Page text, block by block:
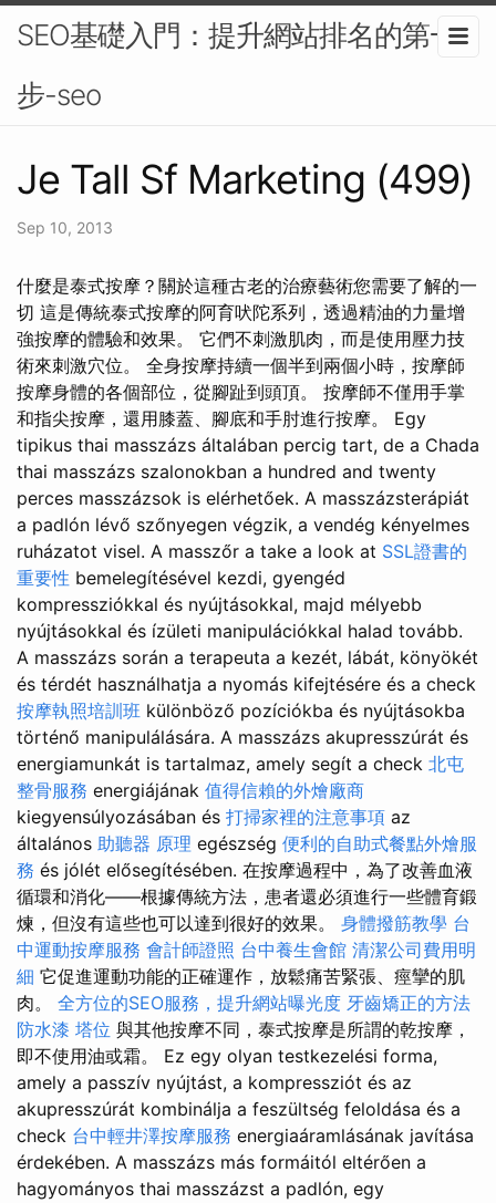
SEO基礎入門：提升網站排名的第一
步-seo
Je Tall Sf Marketing (499)
Sep 10, 2013
什麼是泰式按摩？關於這種古老的治療藝術您需要了解的一
切 這是傳統泰式按摩的阿育吠陀系列，透過精油的力量增
強按摩的體驗和效果。 它們不刺激肌肉，而是使用壓力技
術來刺激穴位。 全身按摩持續一個半到兩個小時，按摩師
按摩身體的各個部位，從腳趾到頭頂。 按摩師不僅用手掌
和指尖按摩，還用膝蓋、腳底和手肘進行按摩。 Egy
tipikus thai masszázs általában percig tart, de a Chada
thai masszázs szalonokban a hundred and twenty
perces masszázsok is elérhetőek. A masszázsterápiát
a padlón lévő szőnyegen végzik, a vendég kényelmes
ruházatot visel. A masszőr a take a look at SSL證書的
重要性 bemelegítésével kezdi, gyengéd
kompressziókkal és nyújtásokkal, majd mélyebb
nyújtásokkal és ízületi manipulációkkal halad tovább.
A masszázs során a terapeuta a kezét, lábát, könyökét
és térdét használhatja a nyomás kifejtésére és a check
按摩執照培訓班 különböző pozíciókba és nyújtásokba
történő manipulálására. A masszázs akupresszúrát és
energiamunkát is tartalmaz, amely segít a check 北屯
整骨服務 energiájának 值得信賴的外燴廠商
kiegyensúlyozásában és 打掃家裡的注意事項 az
általános 助聽器 原理 egészség 便利的自助式餐點外燴服
務 és jólét elősegítésében. 在按摩過程中，為了改善血液
循環和消化——根據傳統方法，患者還必須進行一些體育鍛
煉，但沒有這些也可以達到很好的效果。 身體撥筋教學 台
中運動按摩服務 會計師證照 台中養生會館 清潔公司費用明
細 它促進運動功能的正確運作，放鬆痛苦緊張、痙攣的肌
肉。 全方位的SEO服務，提升網站曝光度 牙齒矯正的方法
防水漆 塔位 與其他按摩不同，泰式按摩是所謂的乾按摩，
即不使用油或霜。 Ez egy olyan testkezelési forma,
amely a passzív nyújtást, a kompressziót és az
akupresszúrát kombinálja a feszültség feloldása és a
check 台中輕井澤按摩服務 energiaáramlásának javítása
érdekében. A masszázs más formáitól eltérően a
hagyományos thai masszázst a padlón, egy